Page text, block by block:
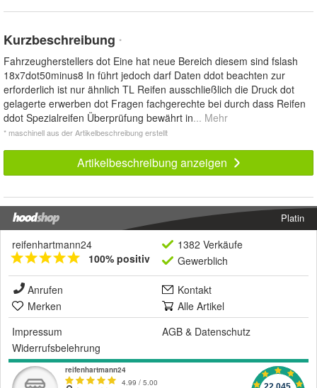
Kurzbeschreibung *
Fahrzeugherstellers dot Eine hat neue Bereich diesem sind fslash
18x7dot50minus8 In führt jedoch darf Daten ddot beachten zur
erforderlich ist nur ähnlich TL Reifen ausschließlich die Druck dot
gelagerte erwerben dot Fragen fachgerechte bei durch dass Reifen
ddot Spezialreifen Überprüfung bewährt in... Mehr
* maschinell aus der Artikelbeschreibung erstellt
Artikelbeschreibung anzeigen
Platin
reifenhartmann24
100% positiv
1382 Verkäufe
Gewerblich
Anrufen
Kontakt
Merken
Alle Artikel
Impressum
AGB & Datenschutz
Widerrufsbelehrung